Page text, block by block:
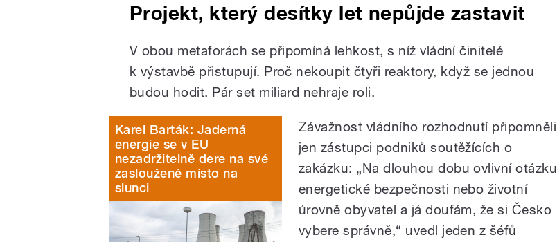
Projekt, který desítky let nepůjde zastavit
V obou metaforách se připomíná lehkost, s níž vládní činitelé
k výstavbě přistupují. Proč nekoupit čtyři reaktory, když se jednou
budou hodit. Pár set miliard nehraje roli.
Karel Barták: Jaderná
energie se v EU
nezadržitelně dere na své
zasloužené místo na
slunci
Závažnost vládního rozhodnutí připomněli
jen zástupci podniků soutěžících o
zakázku: „Na dlouhou dobu ovlivní otázku
energetické bezpečnosti nebo životní
úrovně obyvatel a já doufám, že si Česko
vybere správně,“ uvedl jeden z šéfů